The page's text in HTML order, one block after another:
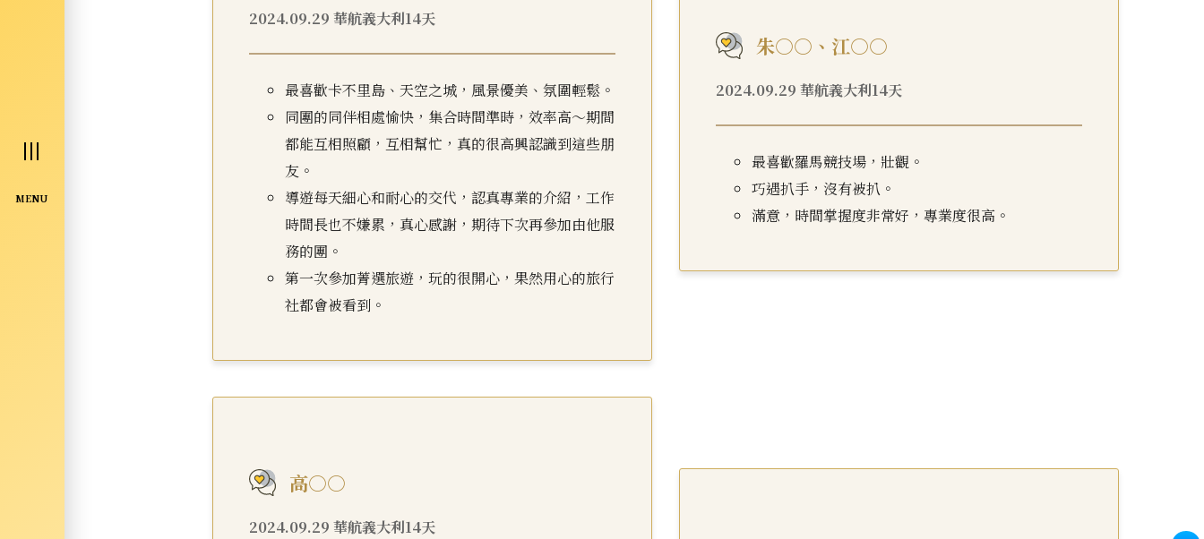
MENU
2024.09.29 華航義大利14天
最喜歡卡不里島、天空之城，風景優美、氛圍輕鬆。
同團的同伴相處愉快，集合時間準時，效率高～期間
都能互相照顧，互相幫忙，真的很高興認識到這些朋
友。
導遊每天細心和耐心的交代，認真專業的介紹，工作
時間長也不嫌累，真心感謝，期待下次再參加由他服
務的團。
第一次參加菁選旅遊，玩的很開心，果然用心的旅行
社都會被看到。
朱○○、江○○
2024.09.29 華航義大利14天
最喜歡羅馬競技場，壯觀。
巧遇扒手，沒有被扒。
滿意，時間掌握度非常好，專業度很高。
高○○
2024.09.29 華航義大利14天